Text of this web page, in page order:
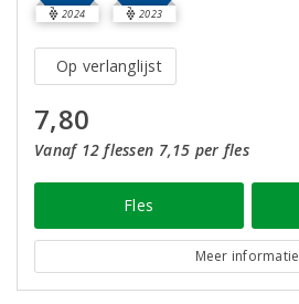
2024 2023
Op verlanglijst
7,80
Vanaf 12 flessen 7,15 per fles
Fles
Meer informatie